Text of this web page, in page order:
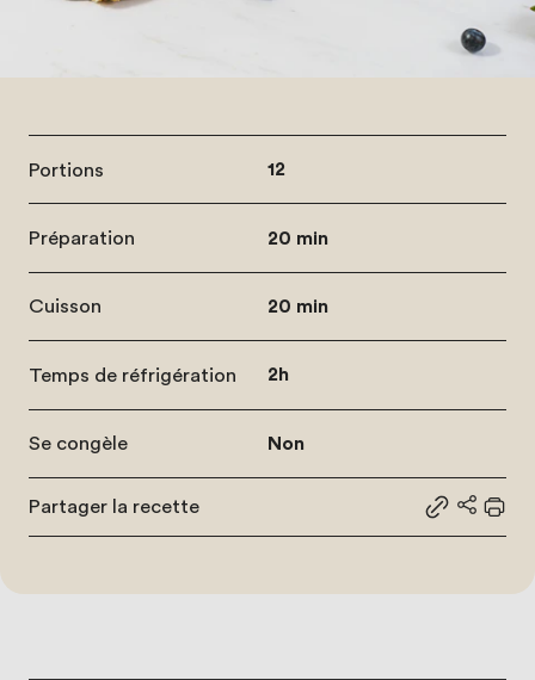
Portions 12
Préparation 20 min
Cuisson 20 min
Temps de réfrigération 2h
Se congèle Non
Partager la recette
Partager